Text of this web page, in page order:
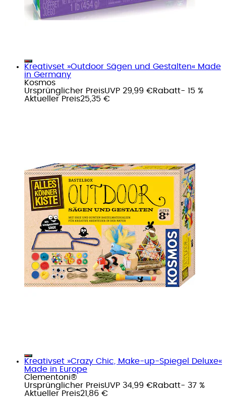
Kreativset »Outdoor Sägen und Gestalten« Made
in Germany
Kosmos
Ursprünglicher PreisUVP 29,99 €Rabatt- 15 %
Aktueller Preis25,35 €
Kreativset »Crazy Chic, Make-up-Spiegel Deluxe«
Made in Europe
Clementoni®
Ursprünglicher PreisUVP 34,99 €Rabatt- 37 %
Aktueller Preis21,86 €